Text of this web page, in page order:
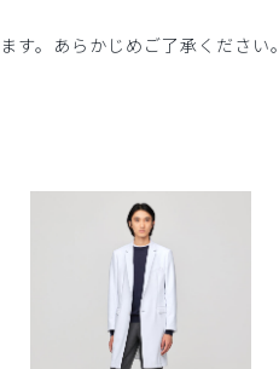
す。あらかじめご了承ください。